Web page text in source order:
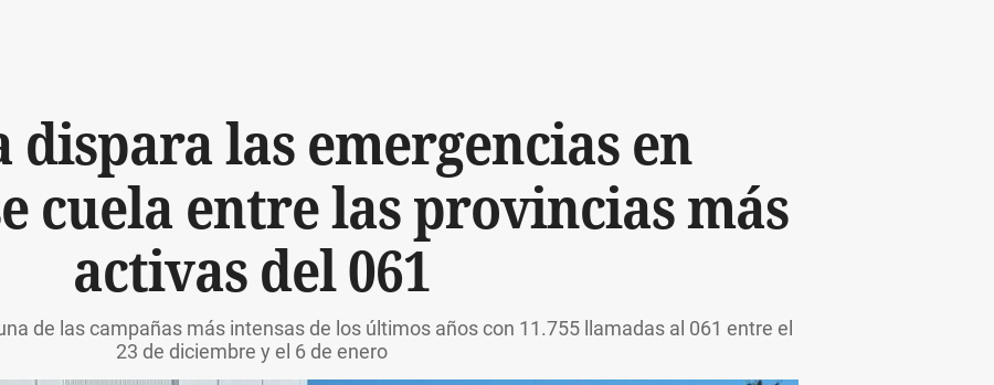
las emergencias en
cuela entre las provincias más
activas del 061
de las campañas más intensas de los últimos años con 11.755 llamadas al 061 entre el
23 de diciembre y el 6 de enero